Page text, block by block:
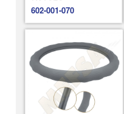
602-001-070